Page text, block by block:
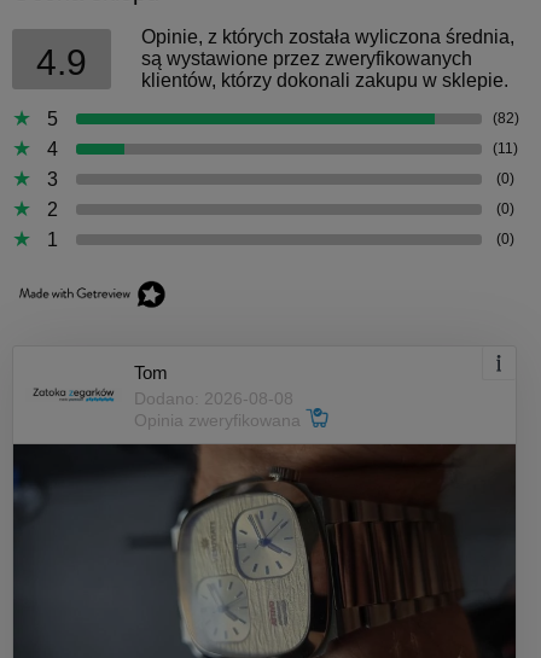
4.9
Opinie, z których została wyliczona średnia,
są wystawione przez zweryfikowanych
klientów, którzy dokonali zakupu w sklepie.
5
(82)
4 (11)
3 (0)
2 (0)
1 (0)
Tom
Dodano: 2026-08-08
Opinia zweryfikowana